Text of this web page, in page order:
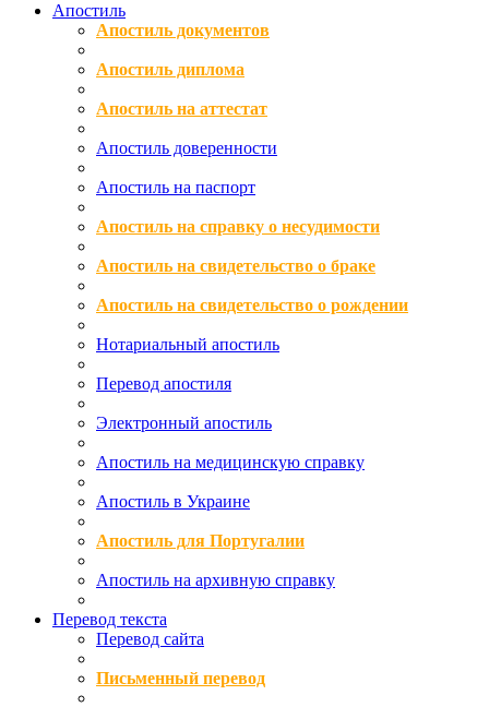
Апостиль
Апостиль документов
Апостиль диплома
Апостиль на аттестат
Апостиль доверенности
Апостиль на паспорт
Апостиль на справку о несудимости
Апостиль на свидетельство о браке
Апостиль на свидетельство о рождении
Нотариальный апостиль
Перевод апостиля
Электронный апостиль
Апостиль на медицинскую справку
Апостиль в Украине
Апостиль для Португалии
Апостиль на архивную справку
Перевод текста
Перевод сайта
Письменный перевод